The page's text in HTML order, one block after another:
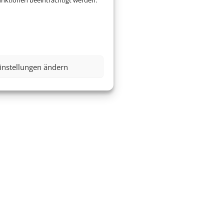
ändern